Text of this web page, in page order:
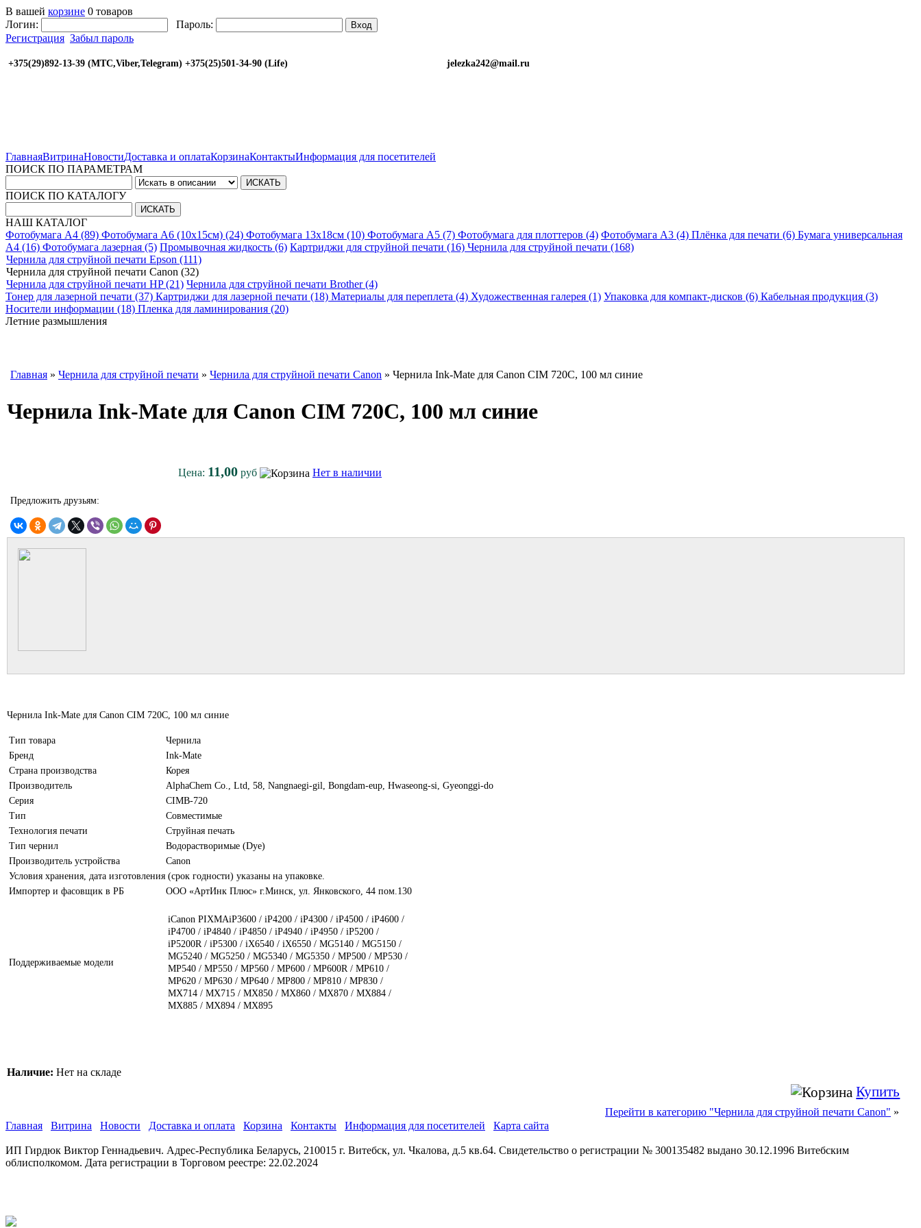
В вашей корзине 0 товаров
Логин:
Пароль: Вход
Регистрация Забыл пароль
+375(29)892-13-39 (МТС,Viber,Telegram) +375(25)501-34-90 (Life) jelezka242@mail.ru
ГлавнаяВитринаНовостиДоставка и оплатаКорзинаКонтактыИнформация для посетителей
ПОИСК ПО ПАРАМЕТРАМ
ПОИСК ПО КАТАЛОГУ
НАШ КАТАЛОГ
Фотобумага A4 (89) Фотобумага A6 (10х15см) (24) Фотобумага 13х18см (10) Фотобумага A5 (7) Фотобумага для плоттеров (4) Фотобумага A3 (4) Плёнка для печати (6) Бумага универсальная
A4 (16) Фотобумага лазерная (5) Промывочная жидкость (6) Картриджи для струйной печати (16) Чернила для струйной печати (168)
Чернила для струйной печати Epson (111)
Чернила для струйной печати Canon (32)
Чернила для струйной печати HP (21) Чернила для струйной печати Brother (4)
Тонер для лазерной печати (37) Картриджи для лазерной печати (18) Материалы для переплета (4) Художественная галерея (1) Упаковка для компакт-дисков (6) Кабельная продукция (3)
Носители информации (18) Пленка для ламинирования (20)
Летние размышления
Главная » Чернила для струйной печати » Чернила для струйной печати Canon » Чернила Ink-Mate для Canon CIM 720C, 100 мл синие
Чернила Ink-Mate для Canon CIM 720C, 100 мл синие
Цена: 11,00 руб Нет в наличии
Предложить друзьям:
Чернила Ink-Mate для Canon CIM 720C, 100 мл синие
Тип товара
Чернила
Бренд
Ink-Mate
Страна производства
Корея
Производитель
AlphaChem Сo., Ltd, 58, Nangnaegi-gil, Bongdam-eup, Hwaseong-si, Gyeonggi-do
Серия
CIMB-720
Тип
Совместимые
Технология печати
Струйная печать
Тип чернил
Водорастворимые (Dye)
Производитель устройства
Canon
Условия хранения, дата изготовления (срок годности) указаны на упаковке.
Импортер и фасовщик в РБ
ООО «АртИнк Плюс» г.Минск, ул. Янковского, 44 пом.130
Поддерживаемые модели
iCanon PIXMAiP3600 / iP4200 / iP4300 / iP4500 / iP4600 /
iP4700 / iP4840 / iP4850 / iP4940 / iP4950 / iP5200 /
iP5200R / iP5300 / iX6540 / iX6550 / MG5140 / MG5150 /
MG5240 / MG5250 / MG5340 / MG5350 / MP500 / MP530 /
MP540 / MP550 / MP560 / MP600 / MP600R / MP610 /
MP620 / MP630 / MP640 / MP800 / MP810 / MP830 /
MX714 / MX715 / MX850 / MX860 / MX870 / MX884 /
MX885 / MX894 / MX895
Наличие: Нет на складе
Купить
Перейти в категорию "Чернила для струйной печати Canon" »
Главная
Витрина Новости Доставка и оплата Корзина Контакты Информация для посетителей Карта сайта
ИП Гирдюк Виктор Геннадьевич. Адрес-Республика Беларусь, 210015 г. Витебск, ул. Чкалова, д.5 кв.64. Свидетельство о регистрации № 300135482 выдано 30.12.1996 Витебским
облисполкомом. Дата регистрации в Торговом реестре: 22.02.2024